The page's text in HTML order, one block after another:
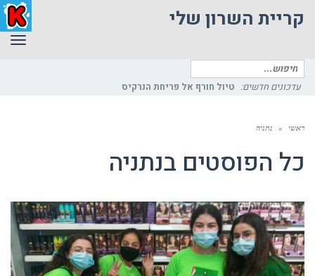
קריית השרון שלי
חיפוש
עבור:
כל הפוסטים ב